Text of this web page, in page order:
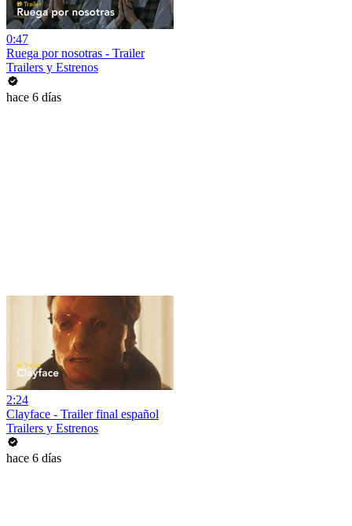
0:47
Ruega por nosotras - Trailer
Trailers y Estrenos
hace 6 días
2:24
Clayface - Trailer final español
Trailers y Estrenos
hace 6 días